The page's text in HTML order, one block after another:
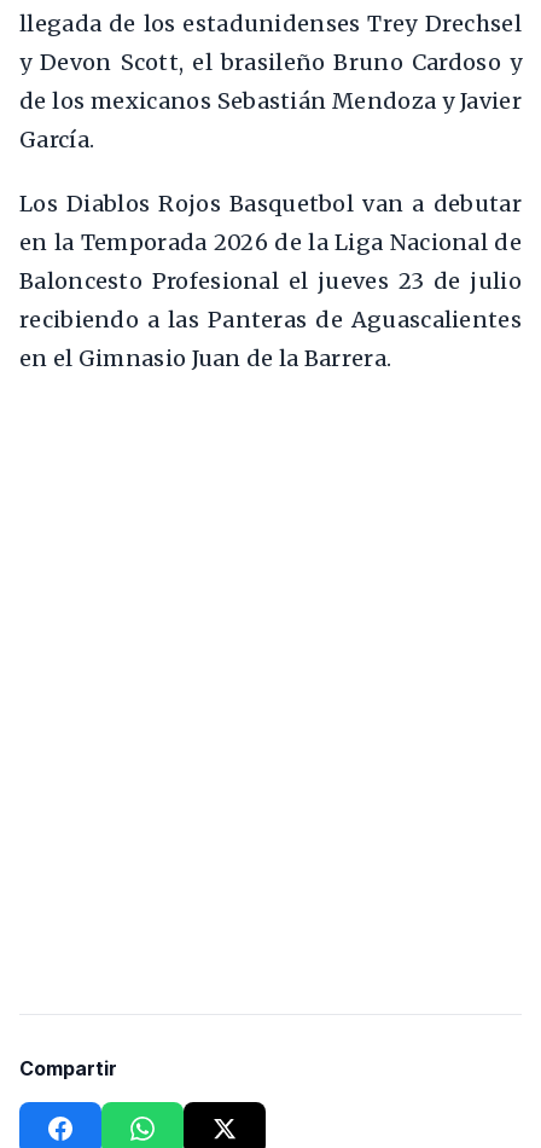
llegada de los estadunidenses Trey Drechsel
y Devon Scott, el brasileño Bruno Cardoso y
de los mexicanos Sebastián Mendoza y Javier
García.
Los Diablos Rojos Basquetbol van a debutar
en la Temporada 2026 de la Liga Nacional de
Baloncesto Profesional el jueves 23 de julio
recibiendo a las Panteras de Aguascalientes
en el Gimnasio Juan de la Barrera.
Compartir